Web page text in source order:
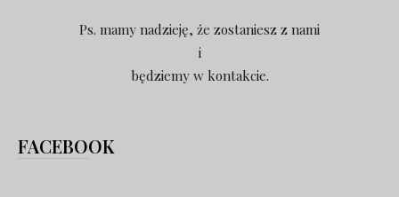
Ps. mamy nadzieję, że zostaniesz z nami
i
będziemy w kontakcie.
FACEBOOK